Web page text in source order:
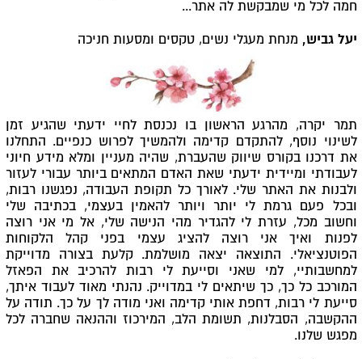
חמה לכל מי שמבקשת לה אתר...
יעל גביש, מנחת מעגלי נשים, טקסים ומסעות חניכה
תמר יקרה, מהרגע הראשון בו נכנסת לחיי ידעתי שהגיע זמן
לשינוי נוסף, להתקדם קדימה ולהמשיך לפרוש כנפיים. התחלנו
את דרכנו בקורס שיווק שהעברת, שהיה מעניין ומלא מידע חיוני
לעבודתי ומיידית ידעתי שאת האדם המתאים ביותר עבורי לעזור
ולבנות את האתר שלי. לאורך כל תקופת העבודה, נפגשנו רבות,
ובכל פעם גרמת לי יותר ויותר להאמין בעצמי, בכתיבה שלי
וחשוב מכל, עזרת לי להגדיר מהי הנישה שלי, אל מי אני רוצה
לפנות ואיך אני רוצה להציג עצמי בפני קהל הלקוחות
הפוטנציאלי. התוצאה יצאה מושלמת. קלעת בצורה מדוייקת
למחשבותיי, למי שאני וסייעת לי רבות להרכיב את הפאזל
המורכב כל כך, כך שיתאים לי במדוייק. נהנתי מאוד לעבוד איתך,
סייעת לי רבות, דחפת אותי קדימה ואני מודה לך על כך. תודה על
ההקשבה, הסבלנות, תשומת הלב, המירכוז וההנאה שחברה לכל
מפגש שלנו.